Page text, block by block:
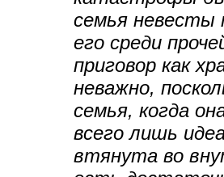
семья невесты
его среди
приговор как
неважно,
семья, когда
всего лишь
втянута во